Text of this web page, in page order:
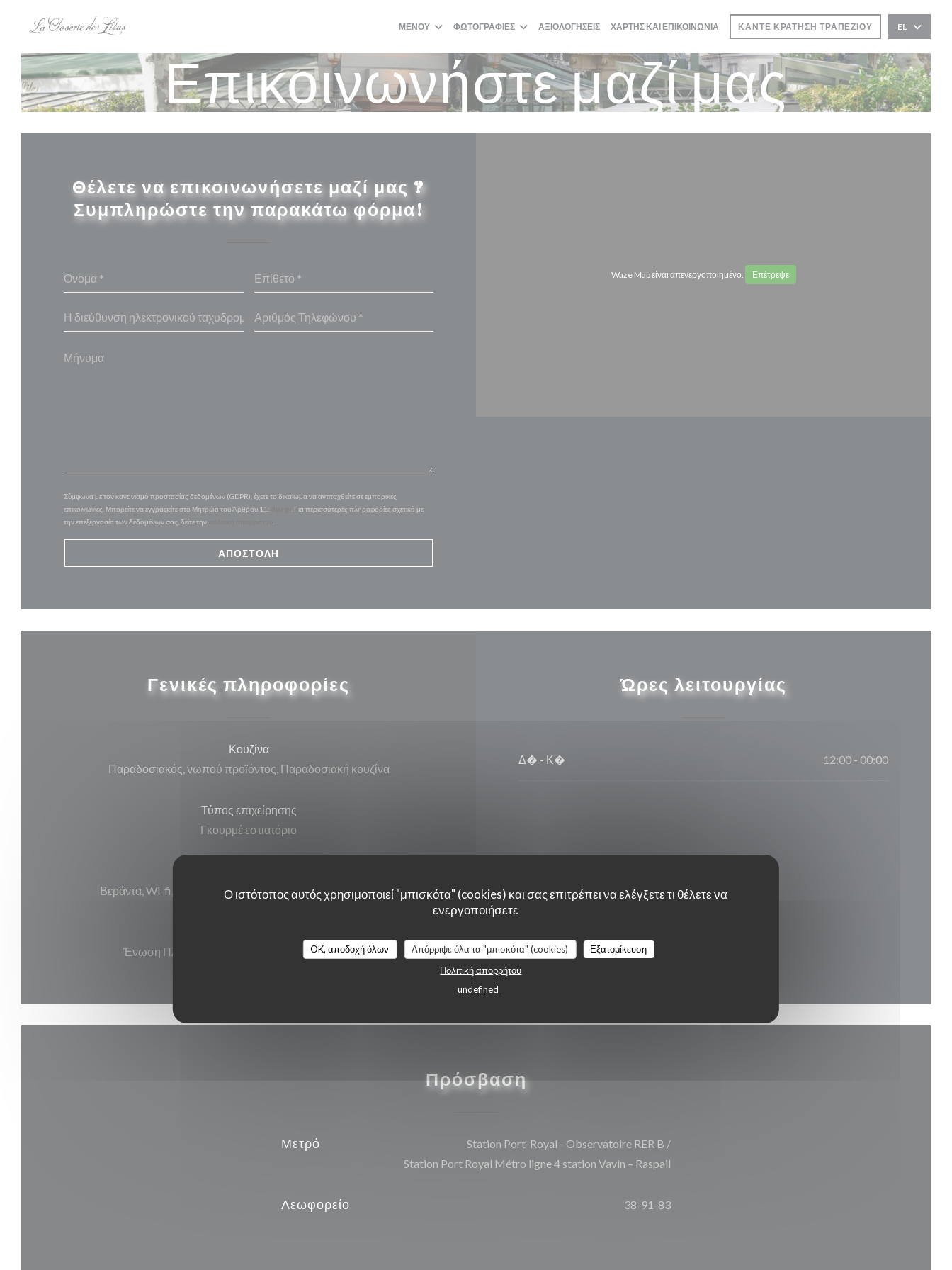
Ο ιστότοπος αυτός χρησιμοποιεί "μπισκότα" (cookies) και σας επιτρέπει να ελέγξετε τι θέλετε να
ενεργοποιήσετε
OK, αποδοχή όλων Απόρριψε όλα τα "μπισκότα" (cookies)
Εξατομίκευση
Πολιτική απορρήτου
undefined
ΜΕΝΟΎ ΦΩΤΟΓΡΑΦΊΕΣ ΑΞΙΟΛΟΓΉΣΕΙΣ ΧΆΡΤΗΣ ΚΑΙ ΕΠΙΚΟΙΝΩΝΊΑ ΚΆΝΤΕ ΚΡΆΤΗΣΗ ΤΡΑΠΕΖΙΟΎ EL
Επικοινωνήστε μαζί μας
Θέλετε να επικοινωνήσετε μαζί μας ?
Συμπληρώστε την παρακάτω φόρμα!
Σύμφωνα με τον κανονισμό προστασίας δεδομένων (GDPR), έχετε το δικαίωμα να αντιταχθείτε σε εμπορικές
επικοινωνίες. Μπορείτε να εγγραφείτε στο Μητρώο του Άρθρου 11:
. Για περισσότερες πληροφορίες σχετικά με
την επεξεργασία των δεδομένων σας, δείτε την
Waze Map είναι απενεργοποιημένο. Επέτρεψε
Γενικές πληροφορίες
Κουζίνα
Παραδοσιακός, νωπού προϊόντος, Παραδοσιακή κουζίνα
Τύπος επιχείρησης
Γκουρμέ εστιατόριο
Βεράντα, Wi-fi, Κλιματισμός, , Απενεργοποιημένη πρόσβαση
Ένωση Πληρωμή, Μετρητά, Visa, American Express
Ώρες λειτουργίας
Δ� - Κ� 12:00 - 00:00
Πρόσβαση
Μετρό
Station Port-Royal - Observatoire RER B /
Station Port Royal Métro ligne 4 station Vavin – Raspail
Λεωφορείο 38-91-83